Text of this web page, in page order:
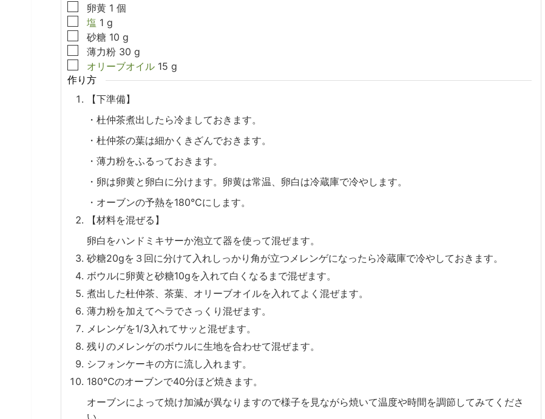
▢
卵黄 1 個
▢
塩 1 g
▢
砂糖 10 g
▢
薄力粉 30 g
▢
オリーブオイル 15 g
作り方
【下準備】
・杜仲茶煮出したら冷ましておきます。
・杜仲茶の葉は細かくきざんでおきます。
・薄力粉をふるっておきます。
・卵は卵黄と卵白に分けます。卵黄は常温、卵白は冷蔵庫で冷やします。
・オーブンの予熱を180℃にします。
【材料を混ぜる】
卵白をハンドミキサーか泡立て器を使って混ぜます。
砂糖20gを３回に分けて入れしっかり角が立つメレンゲになったら冷蔵庫で冷やしておきます。
ボウルに卵黄と砂糖10gを入れて白くなるまで混ぜます。
煮出した杜仲茶、茶葉、オリーブオイルを入れてよく混ぜます。
薄力粉を加えてヘラでさっくり混ぜます。
メレンゲを1/3入れてサッと混ぜます。
残りのメレンゲのボウルに生地を合わせて混ぜます。
シフォンケーキの方に流し入れます。
180℃のオーブンで40分ほど焼きます。
オーブンによって焼け加減が異なりますので様子を見ながら焼いて温度や時間を調節してみてくださ
い。